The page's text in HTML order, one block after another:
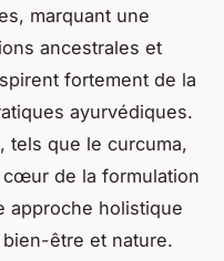
marquant une
ancestrales et
fortement de la
ayurvédiques.
, tels que le curcuma,
de la formulation
approche holistique
être et nature.